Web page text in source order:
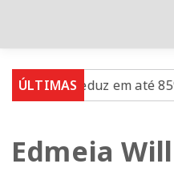
ÚLTIMAS
reduz em até 85%
Edmeia